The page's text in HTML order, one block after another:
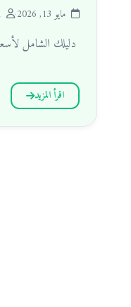
مايو 13, 2026 ·
دليلك الشامل
اقرأ المزيد